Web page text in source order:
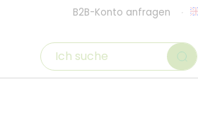
B2B-Konto anfragen